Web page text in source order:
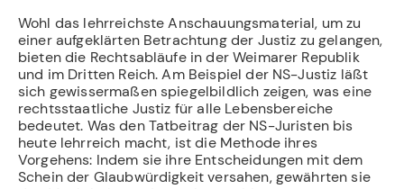
Wohl das lehrreichste Anschauungsmaterial, um zu
einer aufgeklärten Betrachtung der Justiz zu gelangen,
bieten die Rechtsabläufe in der Weimarer Republik
und im Dritten Reich. Am Beispiel der NS-Justiz läßt
sich gewissermaßen spiegelbildlich zeigen, was eine
rechtsstaatliche Justiz für alle Lebensbereiche
bedeutet. Was den Tatbeitrag der NS-Juristen bis
heute lehrreich macht, ist die Methode ihres
Vorgehens: Indem sie ihre Entscheidungen mit dem
Schein der Glaubwürdigkeit versahen, gewährten sie